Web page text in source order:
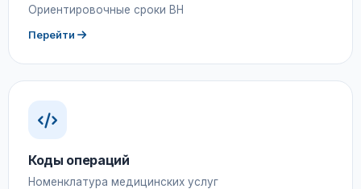
Ориентировочные сроки ВН
Перейти
Коды операций
Номенклатура медицинских услуг